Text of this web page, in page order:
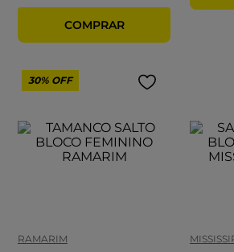
30% OFF
RAMARIM